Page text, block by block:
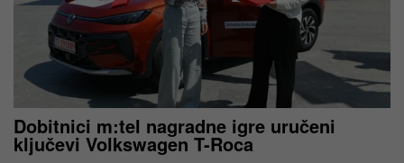
Dobitnici m:tel nagradne igre uručeni
ključevi Volkswagen T-Roca